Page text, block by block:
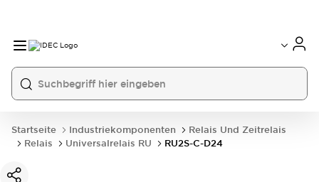
Startseite Industriekomponenten
Relais Und Zeitrelais
Relais
Universalrelais RU RU2S-C-D24